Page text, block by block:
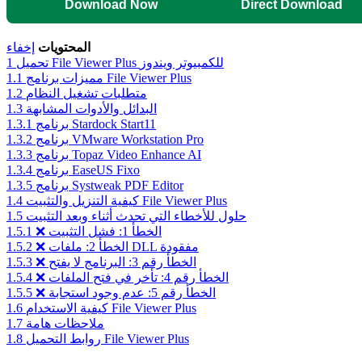
Download Now Direct Download
المحتويات إخفاء
1
تحميل File Viewer Plus للكمبيوتر ويندوز
1.1
مميزات برنامج File Viewer Plus
1.2 متطلبات تشغيل النظام
1.3 البدائل والأدوات المشابهة
1.3.1
برنامج Stardock Start11
1.3.2
برنامج VMware Workstation Pro
1.3.3
برنامج Topaz Video Enhance AI
1.3.4
برنامج EaseUS Fixo
1.3.5
برنامج Systweak PDF Editor
1.4
كيفية التنزيل والتثبيت File Viewer Plus
1.5 حلول للأخطاء التي تحدث أثناء وبعد التثبيت
1.5.1
❌ الخطأ 1: فشل التثبيت
1.5.2
❌ الخطأ 2: ملفات DLL مفقودة
1.5.3
❌ الخطأ رقم 3: البرنامج لا يفتح
1.5.4
❌ الخطأ رقم 4: تأخر في فتح الملفات
1.5.5
❌ الخطأ رقم 5: عدم وجود استجابة
1.6
كيفية الاستخدام File Viewer Plus
1.7 ملاحظات هامة
1.8
روابط التحميل File Viewer Plus